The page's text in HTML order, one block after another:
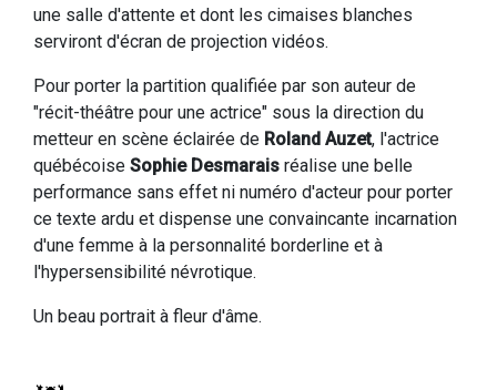
une salle d'attente et dont les cimaises blanches
serviront d'écran de projection vidéos.
Pour porter la partition qualifiée par son auteur de
"récit-théâtre pour une actrice" sous la direction du
metteur en scène éclairée de Roland Auzet, l'actrice
québécoise Sophie Desmarais réalise une belle
performance sans effet ni numéro d'acteur pour porter
ce texte ardu et dispense une convaincante incarnation
d'une femme à la personnalité borderline et à
l'hypersensibilité névrotique.
Un beau portrait à fleur d'âme.